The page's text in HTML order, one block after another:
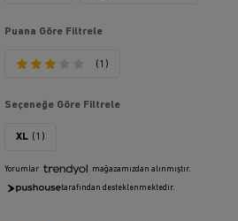
Puana Göre Filtrele
(1)
Seçeneğe Göre Filtrele
XL (1)
Yorumlar mağazamızdan alınmıştır.
tarafından desteklenmektedir.